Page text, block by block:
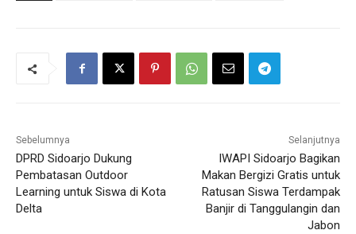
Sebelumnya
DPRD Sidoarjo Dukung
Pembatasan Outdoor
Learning untuk Siswa di Kota
Delta
Selanjutnya
IWAPI Sidoarjo Bagikan
Makan Bergizi Gratis untuk
Ratusan Siswa Terdampak
Banjir di Tanggulangin dan
Jabon